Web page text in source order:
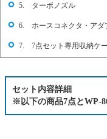
5. ターボノズル
6. ホースコネクタ・アダ
7. 7点セット専用収納ケ
セット内容詳細
※以下の商品7点とWP-